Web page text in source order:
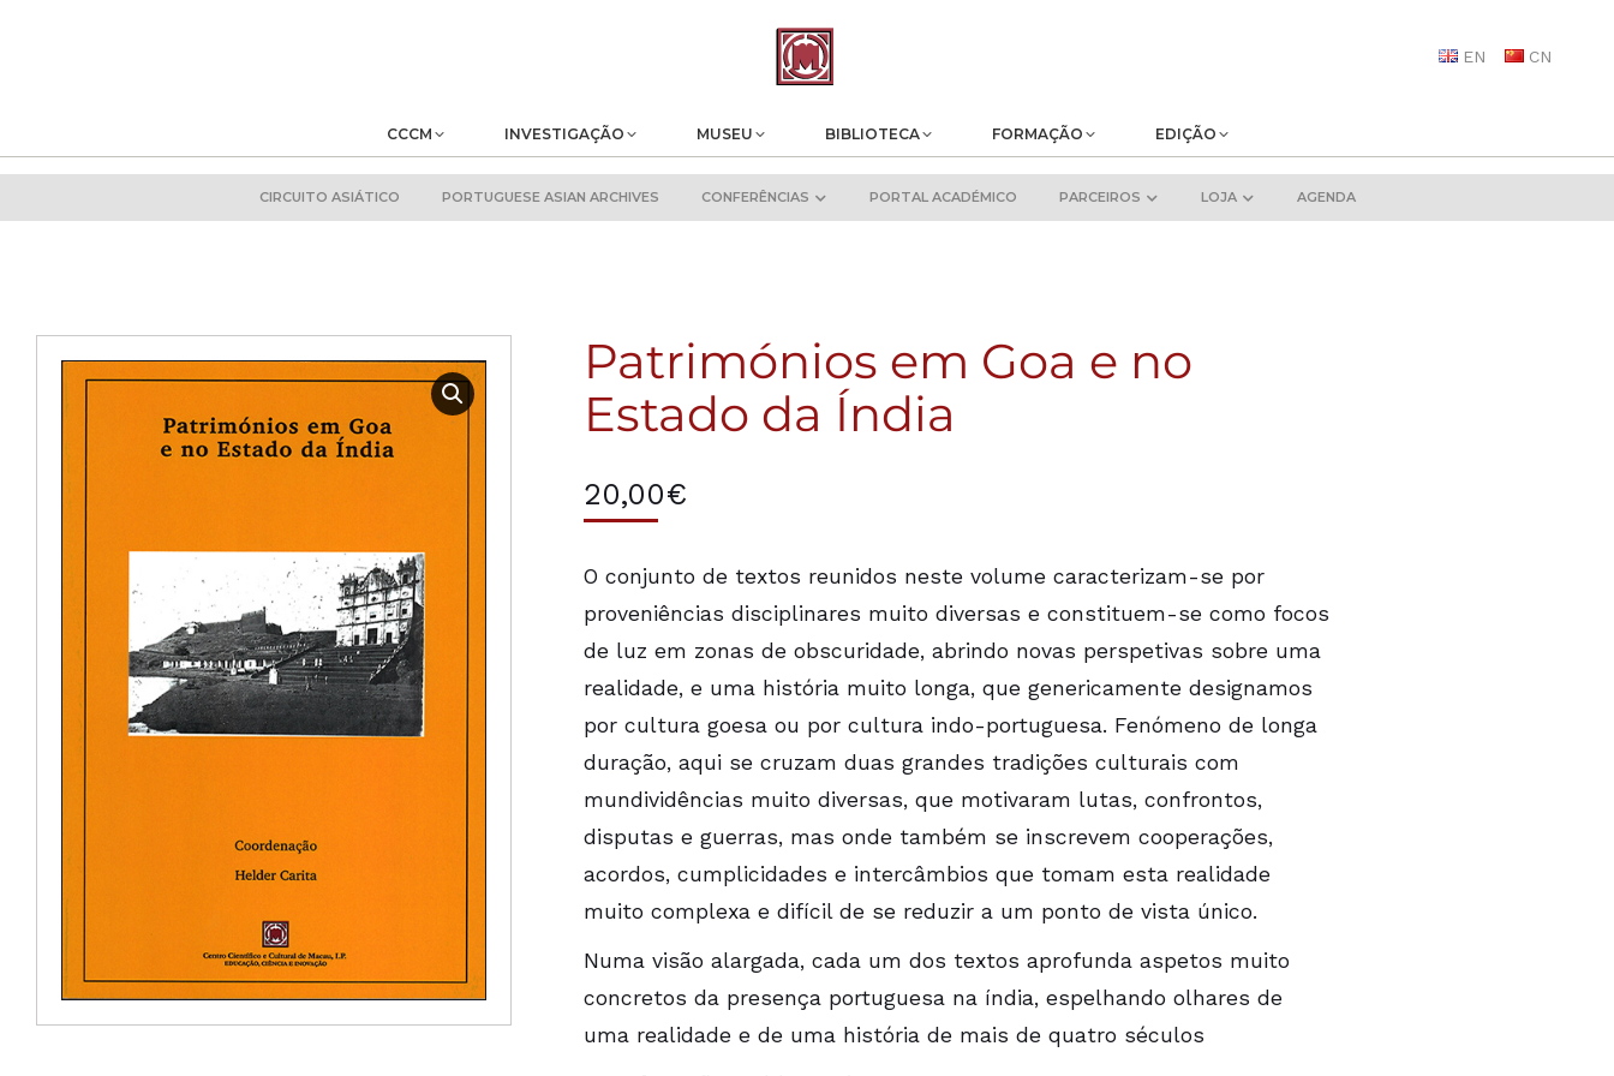
EN CN
CCCM INVESTIGAÇÃO MUSEU BIBLIOTECA FORMAÇÃO EDIÇÃO
CIRCUITO ASIÁTICO PORTUGUESE ASIAN ARCHIVES CONFERÊNCIAS PORTAL ACADÉMICO PARCEIROS LOJA AGENDA
Patrimónios em Goa e no
Estado da Índia
20,00€
O conjunto de textos reunidos neste volume caracterizam-se por
proveniências disciplinares muito diversas e constituem-se como focos
de luz em zonas de obscuridade, abrindo novas perspetivas sobre uma
realidade, e uma história muito longa, que genericamente designamos
por cultura goesa ou por cultura indo-portuguesa. Fenómeno de longa
duração, aqui se cruzam duas grandes tradições culturais com
mundividências muito diversas, que motivaram lutas, confrontos,
disputas e guerras, mas onde também se inscrevem cooperações,
acordos, cumplicidades e intercâmbios que tomam esta realidade
muito complexa e difícil de se reduzir a um ponto de vista único.
Numa visão alargada, cada um dos textos aprofunda aspetos muito
concretos da presença portuguesa na índia, espelhando olhares de
uma realidade e de uma história de mais de quatro séculos